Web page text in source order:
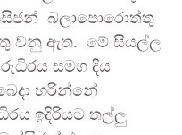
බලාපොරොත්තු
වනු ඇත. මේ සියල්ල
සමග දිය
හරින්නේ
ඉදිරියට තල්ලු